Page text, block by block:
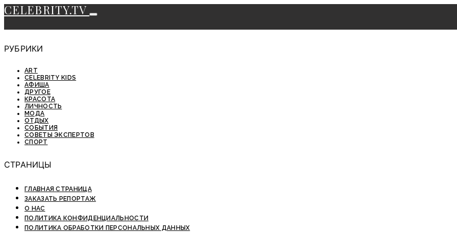
CELEBRITY.TV
РУБРИКИ
ART
CELEBRITY KIDS
АФИША
ДРУГОЕ
КРАСОТА
ЛИЧНОСТЬ
МОДА
ОТДЫХ
СОБЫТИЯ
СОВЕТЫ ЭКСПЕРТОВ
СПОРТ
СТРАНИЦЫ
ГЛАВНАЯ СТРАНИЦА
ЗАКАЗАТЬ РЕПОРТАЖ
О НАС
ПОЛИТИКА КОНФИДЕНЦИАЛЬНОСТИ
ПОЛИТИКА ОБРАБОТКИ ПЕРСОНАЛЬНЫХ ДАННЫХ